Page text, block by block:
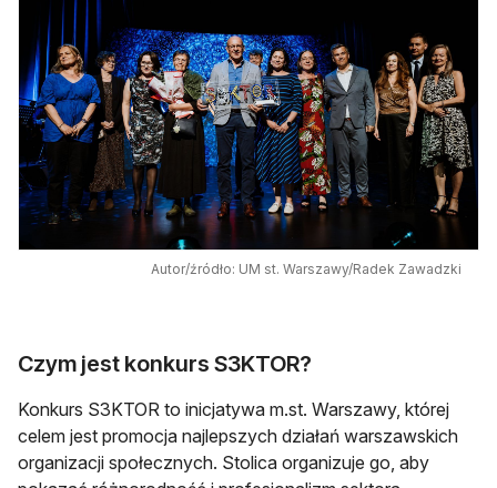
Autor/źródło: UM st. Warszawy/Radek Zawadzki
Czym jest konkurs S3KTOR?
Konkurs S3KTOR to inicjatywa m.st. Warszawy, której
celem jest promocja najlepszych działań warszawskich
organizacji społecznych. Stolica organizuje go, aby